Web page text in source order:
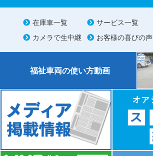
在庫車一覧 サービス一覧
カメラで生中継
お客様の喜びの声
福祉車両の使い方動画